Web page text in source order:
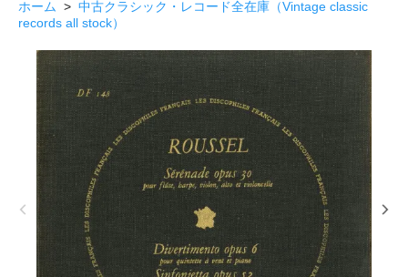
ホーム > 中古クラシック・レコード全在庫（Vintage classic
records all stock）